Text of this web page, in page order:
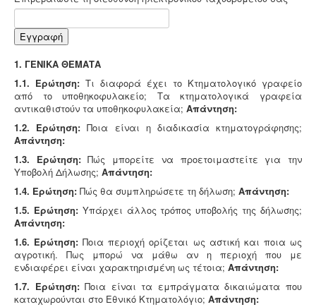
δραστηριότητα συλλογής και μεταφοράς
χρησιμοποιημένων ορυκτέλαιων - λιπαντικών ασκείται
εκδίδεται μετά από την έγκριση της σχετικής
περιβαλλοντικής μελέτης οργάνωσης του δικτύου
συλλογής και μεταφοράς και της ασφάλισης
περιβαλλοντικής ευθύνης.
Ηλεκτροδότηση αρδευτικών γεωτρήσεων -
ηλεκτροδότηση αγροτικών γεωτρήσεων ή
εγκαταστάσεων και την εφαρμογή χαμηλού αγροτικού
τιμολογίου είναι υποχρεωτική η έκδοση άδειας χρήσης
νερού και του Δελτίου Γεωργοτεχνικών και
Γεωργοοικονομικών Στοιχείων..
Εγγραφή
1. ΓΕΝΙΚΑ ΘΕΜΑΤΑ
1.1. Ερώτηση: Τι διαφορά έχει το Κτηματολογικό γραφείο
από το υποθηκοφυλακείο; Τα κτηματολογικά γραφεία
αντικαθιστούν τα υποθηκοφυλακεία; Απάντηση:
1.2. Ερώτηση: Ποια είναι η διαδικασία κτηματογράφησης;
Απάντηση:
1.3. Ερώτηση:Πώς μπορείτε να προετοιμαστείτε για την
Υποβολή Δήλωσης; Απάντηση:
1.4. Ερώτηση: Πώς θα συμπληρώσετε τη δήλωση; Απάντηση:
1.5. Ερώτηση:Υπάρχει άλλος τρόπος υποβολής της δήλωσης;
Απάντηση:
1.6. Ερώτηση: Ποια περιοχή ορίζεται ως αστική και ποια ως
αγροτική. Πως μπορώ να μάθω αν η περιοχή που με
ενδιαφέρει είναι χαρακτηρισμένη ως τέτοια; Απάντηση:
1.7. Ερώτηση:Ποια είναι τα εμπράγματα δικαιώματα που
καταχωρούνται στο Εθνικό Κτηματολόγιο; Απάντηση: